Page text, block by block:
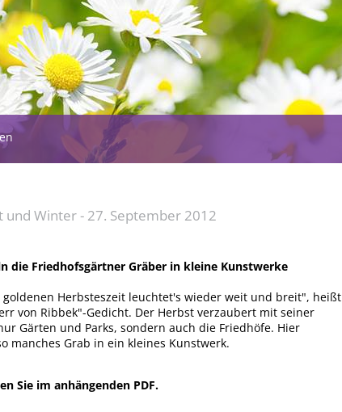
Winter - 27. September 2012
die Friedhofsgärtner Gräber in kleine Kunstwerke
goldenen Herbsteszeit leuchtet's wieder weit und breit", heißt
von Ribbek"-Gedicht. Der Herbst verzaubert mit seiner
Gärten und Parks, sondern auch die Friedhöfe. Hier
manches Grab in ein kleines Kunstwerk.
Sie im anhängenden PDF.